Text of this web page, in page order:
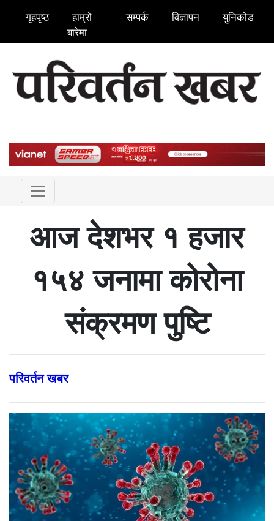
गृहपृष्ठ
हाम्रो
बारेमा
सम्पर्क विज्ञापन युनिकोड
आज देशभर १ हजार
१५४ जनामा कोरोना
संक्रमण पुष्टि
परिवर्तन खबर